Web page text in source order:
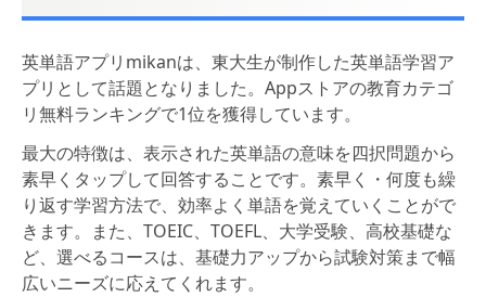
英単語アプリmikanは、東大生が制作した英単語学習ア
プリとして話題となりました。Appストアの教育カテゴ
リ無料ランキングで1位を獲得しています。
最大の特徴は、表示された英単語の意味を四択問題から
素早くタップして回答することです。素早く・何度も繰
り返す学習方法で、効率よく単語を覚えていくことがで
きます。また、TOEIC、TOEFL、大学受験、高校基礎な
ど、選べるコースは、基礎力アップから試験対策まで幅
広いニーズに応えてくれます。